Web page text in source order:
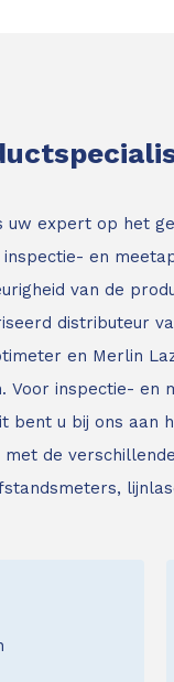
uw expert op het
inspectie- en
van de
distributeur
en Merlin
Voor inspectie- en
bent u bij ons aan
met de